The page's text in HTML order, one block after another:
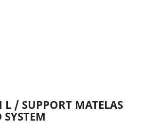
L / SUPPORT MATELAS